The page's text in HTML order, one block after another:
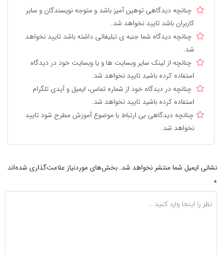
چنانچه دیدگاهی توهین آمیز باشد و متوجه نویسندگان و سایر
کاربران باشد تایید نخواهد شد.
چنانچه دیدگاه شما جنبه ی تبلیغاتی داشته باشد تایید نخواهد
شد.
چنانچه از لینک سایر وبسایت ها و یا وبسایت خود در دیدگاه
استفاده کرده باشید تایید نخواهد شد.
چنانچه در دیدگاه خود از شماره تماس، ایمیل و آیدی تلگرام
استفاده کرده باشید تایید نخواهد شد.
چنانچه دیدگاهی بی ارتباط با موضوع آموزش مطرح شود تایید
نخواهد شد.
نشانی ایمیل شما منتشر نخواهد شد. بخش‌های موردنیاز علامت‌گذاری شده‌اند
*